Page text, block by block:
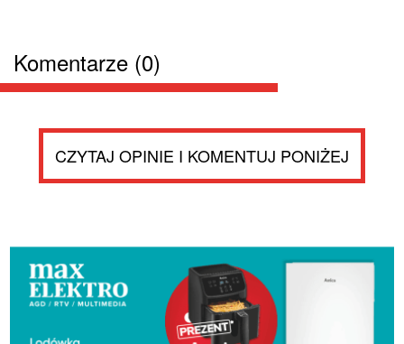
Komentarze (0)
CZYTAJ OPINIE I KOMENTUJ PONIŻEJ